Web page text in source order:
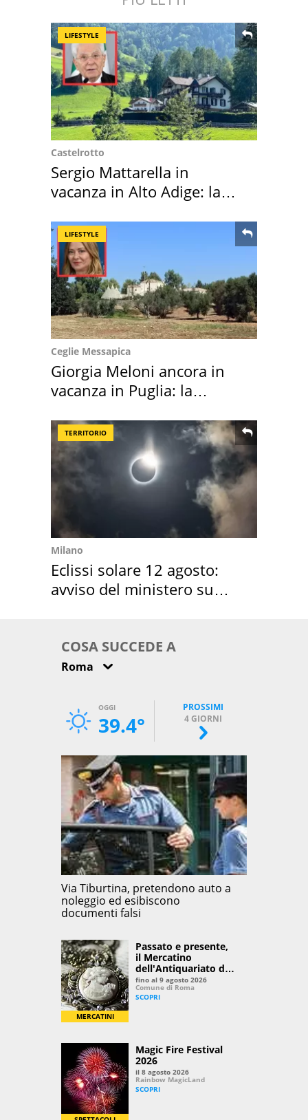
LIFESTYLE
Castelrotto
Sergio Mattarella in
vacanza in Alto Adige: la
LIFESTYLE
Ceglie Messapica
Giorgia Meloni ancora in
vacanza in Puglia: la
TERRITORIO
Milano
Eclissi solare 12 agosto:
avviso del ministero su